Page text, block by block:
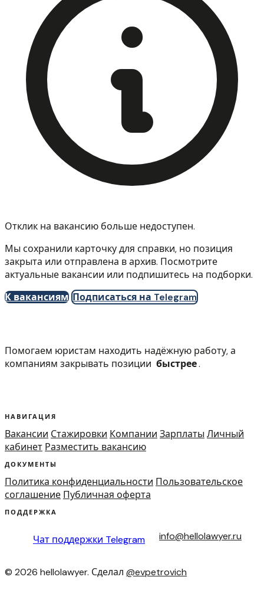
Отклик на вакансию больше недоступен.
Мы сохранили карточку для справки, но позиция
закрыта или отправлена в архив. Посмотрите
актуальные вакансии или подпишитесь на подборки.
К вакансиям Подписаться на Telegram
Помогаем юристам находить надёжную работу, а
компаниям закрывать позиции быстрее.
НАВИГАЦИЯ
Вакансии Стажировки Компании Зарплаты Личный
кабинет Разместить вакансию
ДОКУМЕНТЫ
Политика конфиденциальности Пользовательское
соглашение Публичная оферта
ПОДДЕРЖКА
Чат поддержки Telegram info@hellolawyer.ru
© 2026 hellolawyer. Сделал @evpetrovich